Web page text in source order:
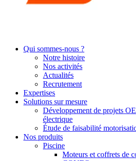
Qui sommes-nous ?
Notre histoire
Nos activités
Actualités
Recrutement
Expertises
Solutions sur mesure
Développement de projets
électrique
Étude de faisabilité
Nos produits
Piscine
Moteurs et coffrets de